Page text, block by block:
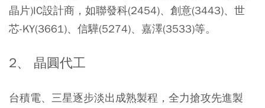
晶片)IC設計商，如聯發科(2454)、創意(3443)、世
芯-KY(3661)、信驊(5274)、嘉澤(3533)等。
2、 晶圓代工
台積電、三星逐步淡出成熟製程，全力搶攻先進製